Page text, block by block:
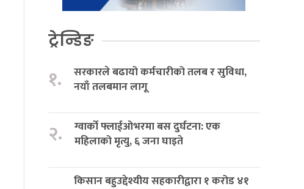
ट्रेन्डिङ
१.
सरकारले बढायो कर्मचारीको तलब र सुविधा,
नयाँ तलबमान लागू
२.
ग्वार्को फ्लाईओभरमा बस दुर्घटना: एक
महिलाको मृत्यु, ६ जना घाइते
किसान बहुउद्देश्यीय सहकारीद्वारा १ करोड ४१